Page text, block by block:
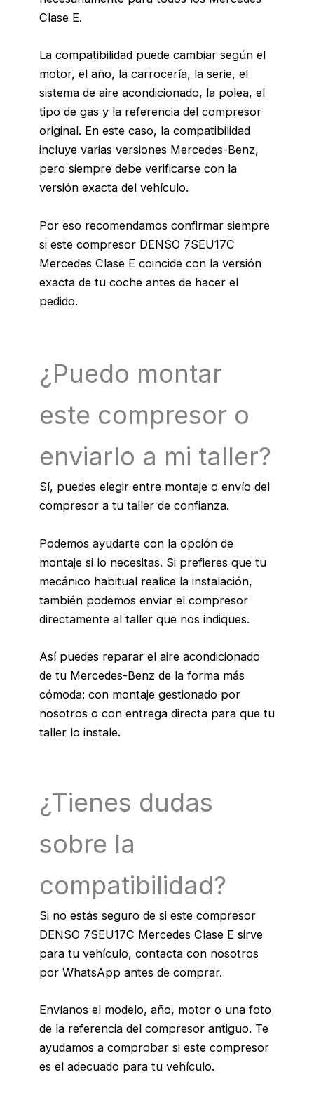
Clase E.
La compatibilidad puede cambiar según el
motor, el año, la carrocería, la serie, el
sistema de aire acondicionado, la polea, el
tipo de gas y la referencia del compresor
original. En este caso, la compatibilidad
incluye varias versiones Mercedes-Benz,
pero siempre debe verificarse con la
versión exacta del vehículo.
Por eso recomendamos confirmar siempre
si este compresor DENSO 7SEU17C
Mercedes Clase E coincide con la versión
exacta de tu coche antes de hacer el
pedido.
¿Puedo montar
este compresor o
enviarlo a mi taller?
Sí, puedes elegir entre montaje o envío del
compresor a tu taller de confianza.
Podemos ayudarte con la opción de
montaje si lo necesitas. Si prefieres que tu
mecánico habitual realice la instalación,
también podemos enviar el compresor
directamente al taller que nos indiques.
Así puedes reparar el aire acondicionado
de tu Mercedes-Benz de la forma más
cómoda: con montaje gestionado por
nosotros o con entrega directa para que tu
taller lo instale.
¿Tienes dudas
sobre la
compatibilidad?
Si no estás seguro de si este compresor
DENSO 7SEU17C Mercedes Clase E sirve
para tu vehículo, contacta con nosotros
por WhatsApp antes de comprar.
Envíanos el modelo, año, motor o una foto
de la referencia del compresor antiguo. Te
ayudamos a comprobar si este compresor
es el adecuado para tu vehículo.